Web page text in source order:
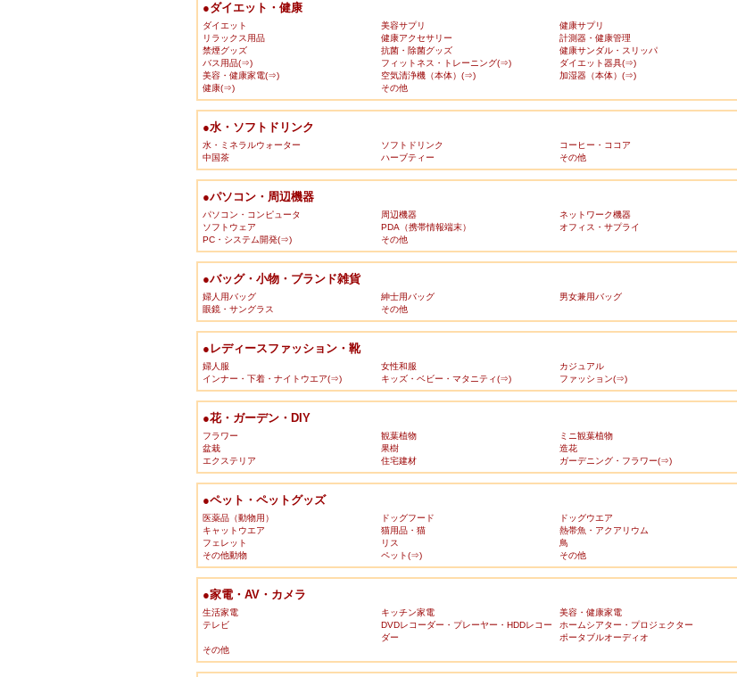
●ダイエット・健康
ダイエット 美容サプリ 健康サプリ
リラックス用品
健康アクセサリー 計測器・健康管理
禁煙グッズ
抗菌・除菌グッズ 健康サンダル・スリッパ
バス用品(⇒)
フィットネス・トレーニング(⇒) ダイエット器具(⇒)
美容・健康家電(⇒)
空気清浄機（本体）(⇒) 加湿器（本体）(⇒)
健康(⇒)
その他
●水・ソフトドリンク
水・ミネラルウォーター ソフトドリンク コーヒー・ココア
中国茶
ハーブティー その他
●パソコン・周辺機器
パソコン・コンピュータ 周辺機器 ネットワーク機器
ソフトウェア
PDA（携帯情報端末） オフィス・サプライ
PC・システム開発(⇒)
その他
●バッグ・小物・ブランド雑貨
婦人用バッグ 紳士用バッグ 男女兼用バッグ
眼鏡・サングラス
その他
●レディースファッション・靴
婦人服 女性和服 カジュアル
インナー・下着・ナイトウエア(⇒)
キッズ・ベビー・マタニティ(⇒) ファッション(⇒)
●花・ガーデン・DIY
フラワー 観葉植物 ミニ観葉植物
盆栽
果樹 造花
エクステリア
住宅建材 ガーデニング・フラワー(⇒)
●ペット・ペットグッズ
医薬品（動物用） ドッグフード ドッグウエア
キャットウエア
猫用品・猫 熱帯魚・アクアリウム
フェレット
リス 鳥
その他動物
ペット(⇒) その他
●家電・AV・カメラ
生活家電 キッチン家電 美容・健康家電
テレビ
DVDレコーダー・プレーヤー・HDDレコー
ダー
ホームシアター・プロジェクター
ポータブルオーディオ
その他